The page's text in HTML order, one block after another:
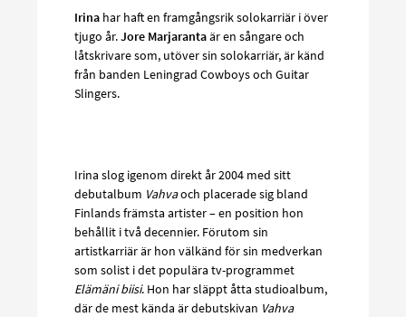
Irina har haft en framgångsrik solokarriär i över
tjugo år.Jore Marjarantaär en sångare och
låtskrivare som, utöver sin solokarriär, är känd
från banden Leningrad Cowboys och Guitar
Slingers.
Irina slog igenom direkt år 2004 med sitt
debutalbum Vahvaoch placerade sig bland
Finlands främsta artister – en position hon
behållit i två decennier. Förutom sin
artistkarriär är hon välkänd för sin medverkan
som solist i det populära tv-programmet
Elämäni biisi. Hon har släppt åtta studioalbum,
där de mest kända är debutskivan Vahva